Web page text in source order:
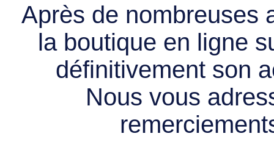
Après de nombreuses
la boutique en ligne
définitivement son
Nous vous